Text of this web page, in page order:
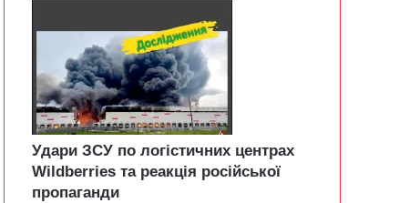
Удари ЗСУ по логістичних центрах
Wildberries та реакція російської
пропаганди